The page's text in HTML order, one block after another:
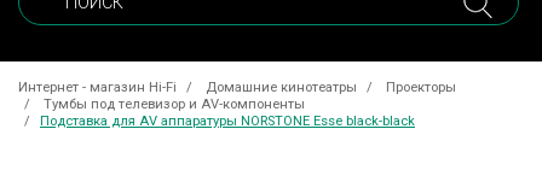
Интернет - магазин Hi-Fi Домашние кинотеатры
Проекторы
Тумбы под телевизор и AV-компоненты
Подставка для AV аппаратуры NORSTONE Esse black-black